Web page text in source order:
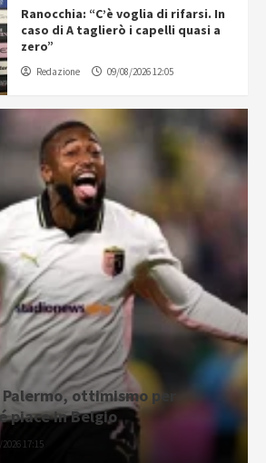
Ranocchia: “C’è voglia di rifarsi. In
caso di A taglierò i capelli quasi a
zero”
Redazione 09/08/2026 12:05
ottimismo per
piace in Belgio
2026 17:15